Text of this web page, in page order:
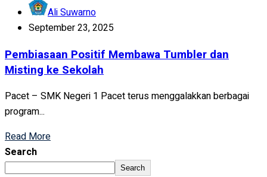
Ali Suwarno
September 23, 2025
Pembiasaan Positif Membawa Tumbler dan
Misting ke Sekolah
Pacet – SMK Negeri 1 Pacet terus menggalakkan berbagai
program...
Read More
Search
Search